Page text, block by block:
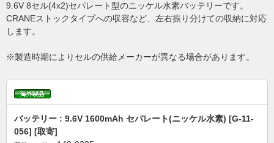
9.6V 8セル(4x2)セパレート型のニッケル水素バッテリーです。
CRANEストックタイプへの収容など、左右振り分けての収納に対応
します。
※製造時期によりセルの供給メーカーが異なる場合があります。
バッテリー : 9.6V 1600mAh セパレート(ニッケル水素) [G-11-
056] [取寄]